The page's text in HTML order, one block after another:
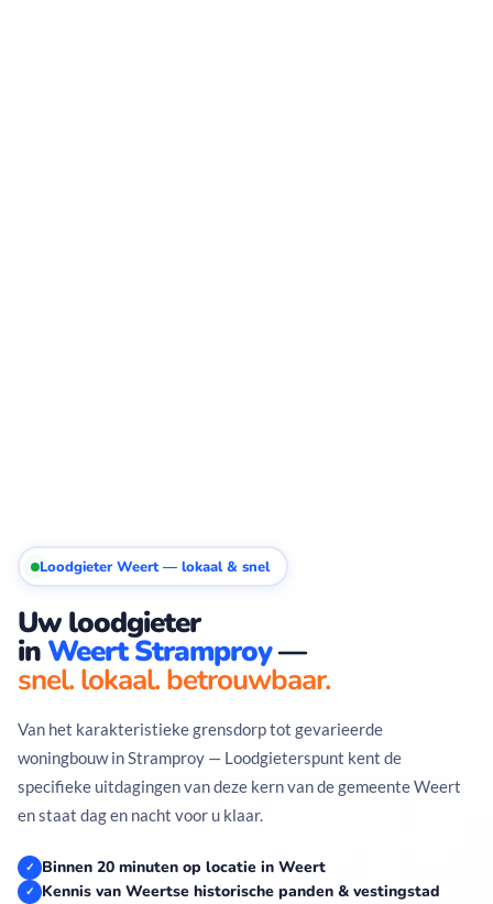
Loodgieter Weert — lokaal & snel
Uw loodgieter
in Weert Stramproy—
snel. lokaal. betrouwbaar.
Van het karakteristieke grensdorp tot gevarieerde
woningbouw in Stramproy — Loodgieterspunt kent de
specifieke uitdagingen van deze kern van de gemeente Weert
en staat dag en nacht voor u klaar.
✓ Binnen 20 minuten op locatie in Weert
✓ Kennis van Weertse historische panden & vestingstad